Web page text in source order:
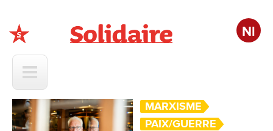
Nl
MARXISME
PAIX/GUERRE